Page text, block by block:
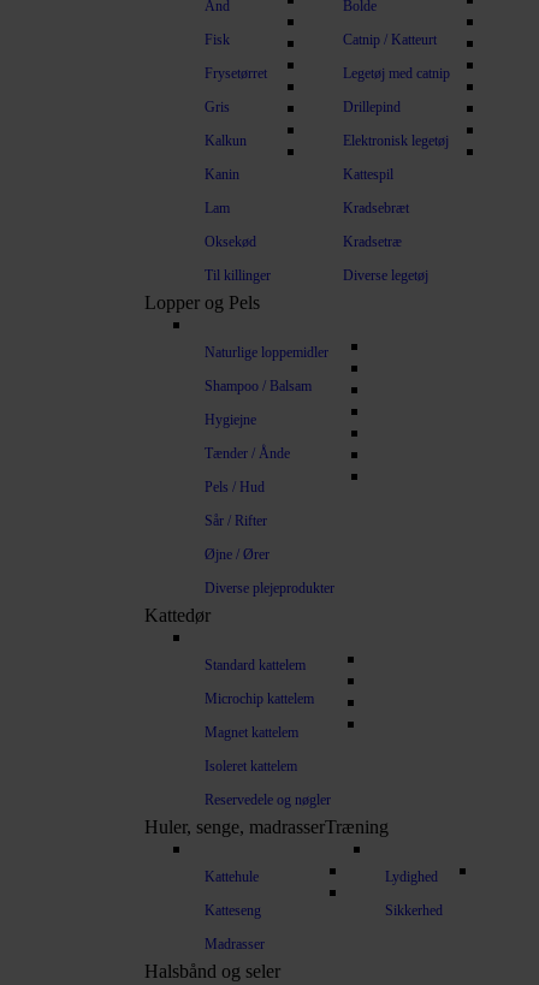
And
Fisk
Frysetørret
Gris
Kalkun
Kanin
Lam
Oksekød
Til killinger
Bolde
Catnip / Katteurt
Legetøj med catnip
Drillepind
Elektronisk legetøj
Kattespil
Kradsebræt
Kradsetræ
Diverse legetøj
Lopper og Pels
Naturlige loppemidler
Shampoo / Balsam
Hygiejne
Tænder / Ånde
Pels / Hud
Sår / Rifter
Øjne / Ører
Diverse plejeprodukter
Kattedør
Standard kattelem
Microchip kattelem
Magnet kattelem
Isoleret kattelem
Reservedele og nøgler
Huler, senge, madrasser
Kattehule
Katteseng
Madrasser
Træning
Lydighed
Sikkerhed
Halsbånd og seler